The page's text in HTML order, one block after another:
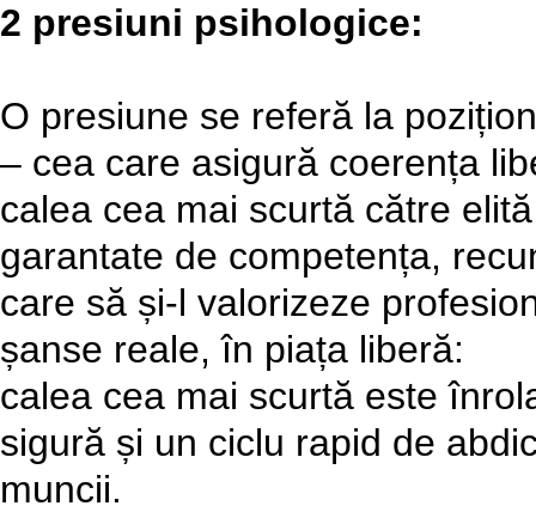
2 presiuni psihologice:
O presiune se referă la
– cea care asigură coerența
calea cea mai scurtă către
garantate de competența,
care să și-l valorizeze
șanse reale, în piața liberă:
calea cea mai scurtă este
sigură și un ciclu rapid de
muncii.